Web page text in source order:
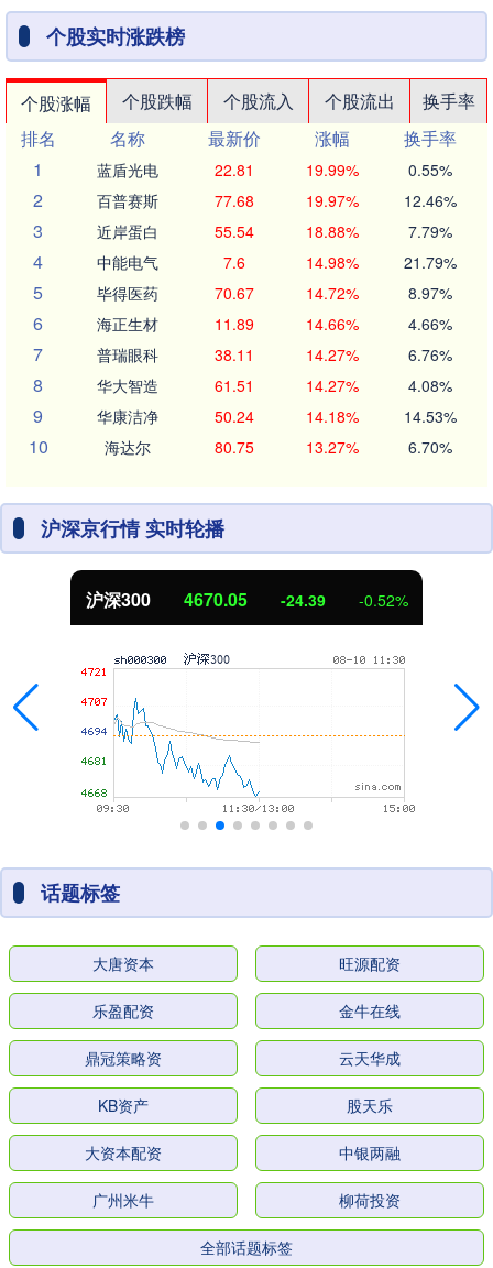
个股实时涨跌榜
个股涨幅 个股跌幅 个股流入 个股流出
换手率
排名
名称 最新价 涨幅
换手率
1
蓝盾光电 22.81 19.99% 0.55%
2 百普赛斯 77.68 19.97% 12.46%
3 近岸蛋白 55.54 18.88% 7.79%
4 中能电气 7.6 14.98% 21.79%
5 毕得医药 70.67 14.72% 8.97%
6 海正生材 11.89 14.66% 4.66%
7 普瑞眼科 38.11 14.27% 6.76%
8 华大智造 61.51 14.27% 4.08%
9 华康洁净 50.24 14.18% 14.53%
10 海达尔 80.75 13.27% 6.70%
沪深京行情 实时轮播
沪深300 4670.05 -24.39 -0.52%
话题标签
大唐资本 旺源配资
乐盈配资 金牛在线
鼎冠策略资 云天华成
KB资产 股天乐
大资本配资 中银两融
广州米牛 柳荷投资
全部话题标签